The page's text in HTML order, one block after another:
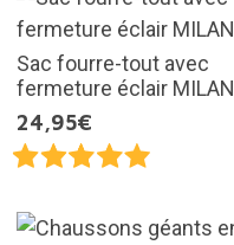
Sac fourre-tout avec
fermeture éclair MILAN
24,95€